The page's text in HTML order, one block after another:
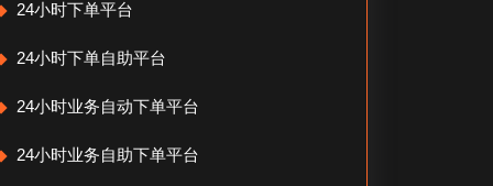
24小时下单平台
24小时下单自助平台
24小时业务自动下单平台
24小时业务自助下单平台